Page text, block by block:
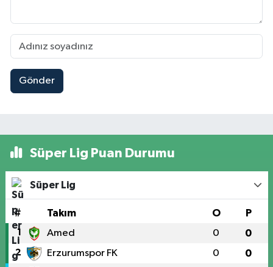
Gönder
Süper Lig Puan Durumu
Süper Lig
# Takım O P
1 Amed 0 0
2 Erzurumspor FK 0 0